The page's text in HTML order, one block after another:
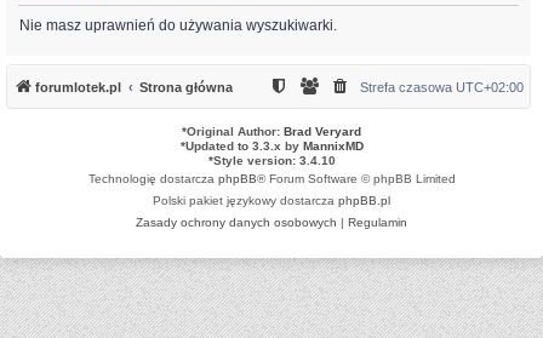
Nie masz uprawnień do używania wyszukiwarki.
forumlotek.pl Strona główna Strefa czasowa UTC+02:00
*Original Author: Brad Veryard
*Updated to 3.3.x by MannixMD
*Style version: 3.4.10
Technologię dostarcza phpBB® Forum Software © phpBB Limited
Polski pakiet językowy dostarcza phpBB.pl
Zasady ochrony danych osobowych | Regulamin